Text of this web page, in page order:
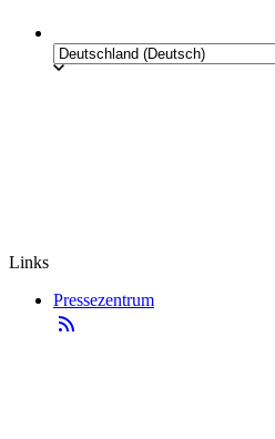
Links
Pressezentrum